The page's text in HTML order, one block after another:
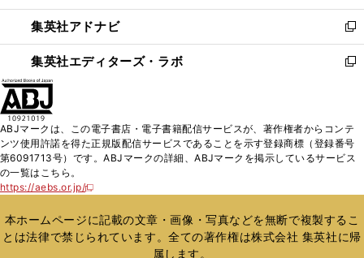
開
く
ウ
で
開
く
ン
ド
ウ
で
ウ
ィ
ン
ド
く
集英社アドナビ
新
し
い
ド
ウ
で
集英社エディターズ・ラボ
新
ィ
ン
ド
開
く
ABJマークは、この電子書店・電子書籍配信サービスが、著作権者からコンテ
ンツ使用許諾を得た正規版配信サービスであることを示す登録商標（登録番号
第6091713号）です。ABJマークの詳細、ABJマークを掲示しているサービス
の一覧はこちら。
https://aebs.or.jp/
新
い
ウ
ィ
本ホームページに記載の文章・画像・写真などを無断で複製するこ
とは法律で禁じられています。全ての著作権は株式会社 集英社に帰
属します。